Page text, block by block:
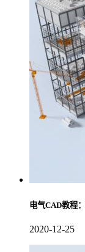
电气CAD教程
2020-12-25